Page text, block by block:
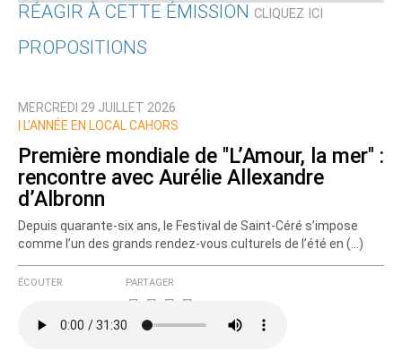
RÉAGIR À CETTE ÉMISSION CLIQUEZ ICI
Nom
Courriel (non publié)
Ajoutez votre commentaire ici
Texte de votre message
PROPOSITIONS
MERCREDI 29 JUILLET 2026
L’ANNÉE EN LOCAL CAHORS
Première mondiale de "L’Amour, la mer" :
rencontre avec Aurélie Allexandre
d’Albronn
Depuis quarante-six ans, le Festival de Saint-Céré s’impose
comme l’un des grands rendez-vous culturels de l’été en (…)
ÉCOUTER PARTAGER